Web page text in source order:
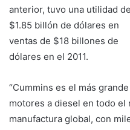
anterior, tuvo una utilidad de
$1.85 billón de dólares en
ventas de $18 billones de
dólares en el 2011.
“Cummins es el más
motores a diesel en todo
manufactura global, con